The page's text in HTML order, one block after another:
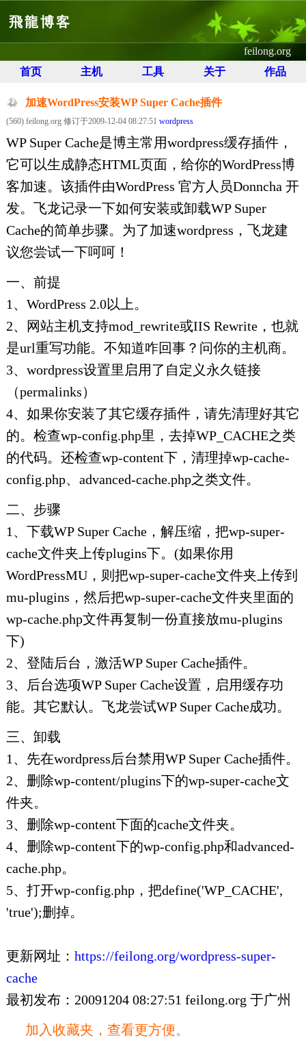
飛龍博客
feilong.org
首页
主机 工具 关于 作品
加速WordPress安装WP Super Cache插件
(560) feilong.org 修订于2009-12-04 08:27:51 wordpress
WP Super Cache是博主常用wordpress缓存插件，
它可以生成静态HTML页面，给你的WordPress博
客加速。该插件由WordPress 官方人员Donncha 开
发。飞龙记录一下如何安装或卸载WP Super
Cache的简单步骤。为了加速wordpress，飞龙建
议您尝试一下呵呵！
一、前提
1、WordPress 2.0以上。
2、网站主机支持mod_rewrite或IIS Rewrite，也就
是url重写功能。不知道咋回事？问你的主机商。
3、wordpress设置里启用了自定义永久链接
（permalinks）
4、如果你安装了其它缓存插件，请先清理好其它
的。检查wp-config.php里，去掉WP_CACHE之类
的代码。还检查wp-content下，清理掉wp-cache-
config.php、advanced-cache.php之类文件。
二、步骤
1、下载WP Super Cache，解压缩，把wp-super-
cache文件夹上传plugins下。(如果你用
WordPressMU，则把wp-super-cache文件夹上传到
mu-plugins，然后把wp-super-cache文件夹里面的
wp-cache.php文件再复制一份直接放mu-plugins
下)
2、登陆后台，激活WP Super Cache插件。
3、后台选项WP Super Cache设置，启用缓存功
能。其它默认。飞龙尝试WP Super Cache成功。
三、卸载
1、先在wordpress后台禁用WP Super Cache插件。
2、删除wp-content/plugins下的wp-super-cache文
件夹。
3、删除wp-content下面的cache文件夹。
4、删除wp-content下的wp-config.php和advanced-
cache.php。
5、打开wp-config.php，把define('WP_CACHE',
'true');删掉。
更新网址： https://feilong.org/wordpress-super-
cache
最初发布：20091204 08:27:51 feilong.org 于广州
加入收藏夹，查看更方便。